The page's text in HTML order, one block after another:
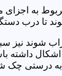
به
تا درب
شوند نیز
داشته
درستی چک